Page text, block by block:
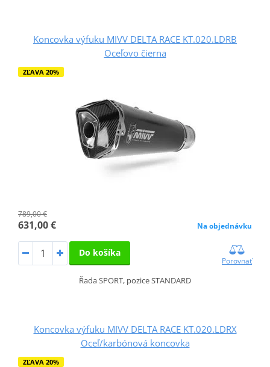
Koncovka výfuku MIVV DELTA RACE KT.020.LDRB
Oceľovo čierna
ZĽAVA 20%
789,00 €
631,00 € Na objednávku
Do košíka
Porovnať
Řada SPORT, pozice STANDARD
Koncovka výfuku MIVV DELTA RACE KT.020.LDRX
Oceľ/karbónová koncovka
ZĽAVA 20%